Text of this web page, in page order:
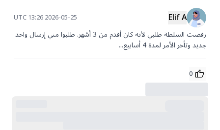
Elif A
2026-05-25 13:26 UTC
جديد وتأخر الأمر لمدة 4 أسابيع...
0